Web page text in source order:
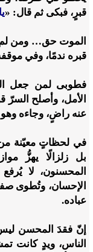
قبرٍ، فبكى ثم قال: «
الموت حق… ومن لم
قبره ندمًا، وفي
فطوبى لمن جعل
الأمل، وأصلح السرّ
عنه راضٍ، وجاءه
في لحظاتٍ معيّنة من
بل زلزالًا يهزُّ
المحسنون، لا
الإحسان، وتُطوى
عباده.
إنّ فقدَ المحسن
الناس، ويدٍ كانت